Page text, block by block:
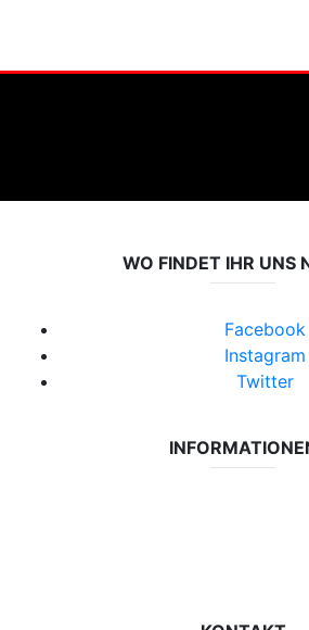
WO FINDET IHR UNS
Facebook
Instagram
Twitter